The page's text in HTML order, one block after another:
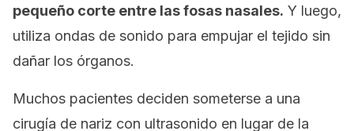
pequeño corte entre las fosas nasales. Y luego,
utiliza ondas de sonido para empujar el tejido sin
dañar los órganos.
Muchos pacientes deciden someterse a una
cirugía de nariz con ultrasonido en lugar de la